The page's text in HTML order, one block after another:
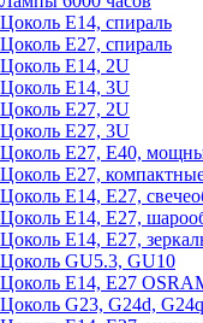
Цоколь Е14, спираль
Цоколь Е27, спираль
Цоколь Е14, 2U
Цоколь Е14, 3U
Цоколь Е27, 2U
Цоколь Е27, 3U
Цоколь Е27, Е40,
Цоколь Е27,
Цоколь Е14, Е27,
Цоколь Е14, Е27,
Цоколь Е14, Е27,
Цоколь GU5.3, GU10
Цоколь Е14, Е27
Цоколь G23, G24d,